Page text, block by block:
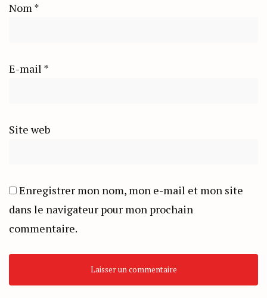
Nom*
E-mail *
Site web
Enregistrer mon nom, mon e-mail et mon site
dans le navigateur pour mon prochain
commentaire.